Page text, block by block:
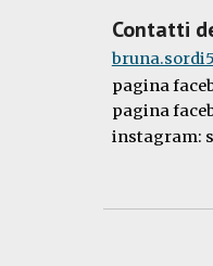
Contatti
pagina
pagina
instagram: